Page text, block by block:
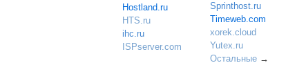
Hostland.ru
HTS.ru
ihc.ru
ISPserver.com
Sprinthost.ru
Timeweb.com
xorek.cloud
Yutex.ru
Остальные →